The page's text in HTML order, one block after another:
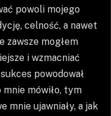
powoli mojego
celność, a nawet
zawsze mogłem
i wzmacniać
powodował
mnie mówiło, tym
mnie ujawniały, a jak